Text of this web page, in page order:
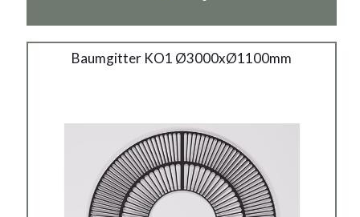
Baumgitter KO1 Ø3000xØ1100mm
Baumgitter KO1
Material:
Gusseisen